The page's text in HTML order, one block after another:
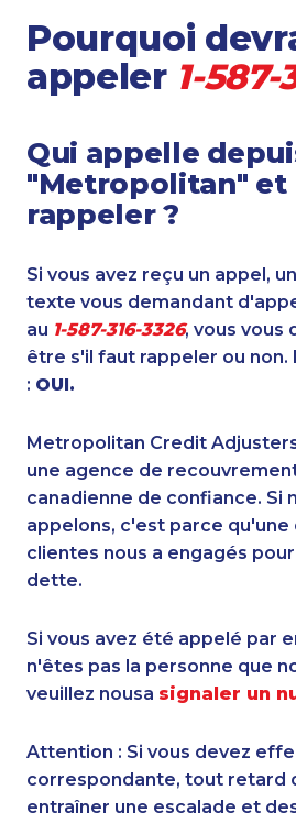
Pourquoi
appeler 1-587-
Qui appelle
"Metropolitan" et
rappeler ?
Si vous avez reçu un appel,
texte vous demandant
au 1-587-316-3326, vous vous
être s'il faut rappeler ou
: OUI.
Metropolitan Credit
une agence de
canadienne de confiance. Si
appelons, c'est parce
clientes nous a engagés
dette.
Si vous avez été appelé par
n'êtes pas la personne que
veuillez nousa signaler un
Attention : Si vous devez
correspondante, tout retard
entraîner une escalade et